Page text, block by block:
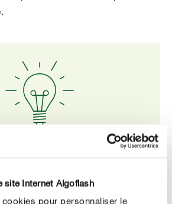
site Internet Algoflash
pour personnaliser le
pour conserver un tapis de